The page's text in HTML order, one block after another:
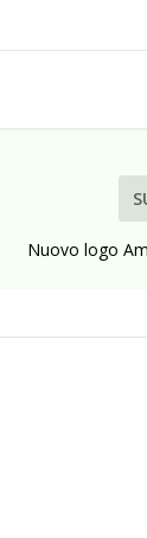
Nuovo logo